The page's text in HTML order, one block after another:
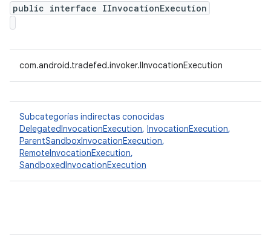
public interface IInvocationExecution
com.android.tradefed.invoker.IInvocationExecution
Subcategorías indirectas conocidas
DelegatedInvocationExecution, InvocationExecution,
ParentSandboxInvocationExecution,
RemoteInvocationExecution,
SandboxedInvocationExecution